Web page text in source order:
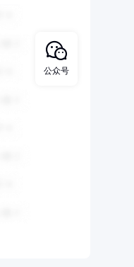
公众号